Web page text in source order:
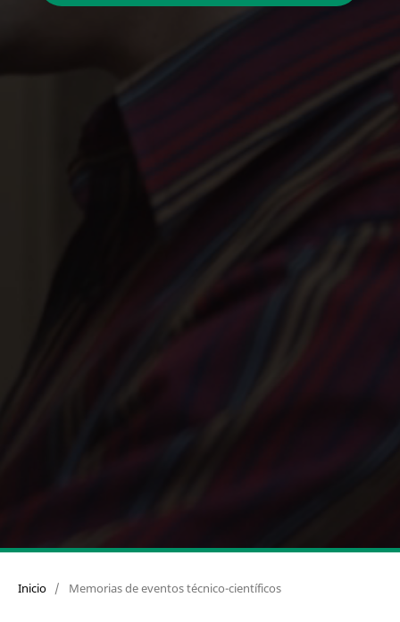
Inicio / Memorias de eventos técnico-científicos